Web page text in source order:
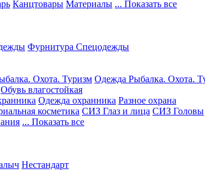
Канцтовары Материалы ... Показать все
Фурнитура Спецодежды
Охота. Туризм Одежда Рыбалка. Охота.
Обувь влагостойкая
Одежда охранника Разное охрана
косметика СИЗ Глаз и лица СИЗ Головы
... Показать все
Нестандарт